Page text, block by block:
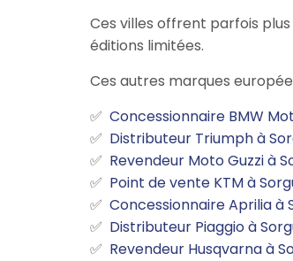
Ces villes offrent parfois
éditions limitées.
Ces autres marques
Concessionnaire BMW
Distributeur Triumph à
Revendeur Moto Guzzi à
Point de vente KTM à
Concessionnaire Aprilia à
Distributeur Piaggio à
Revendeur Husqvarna à